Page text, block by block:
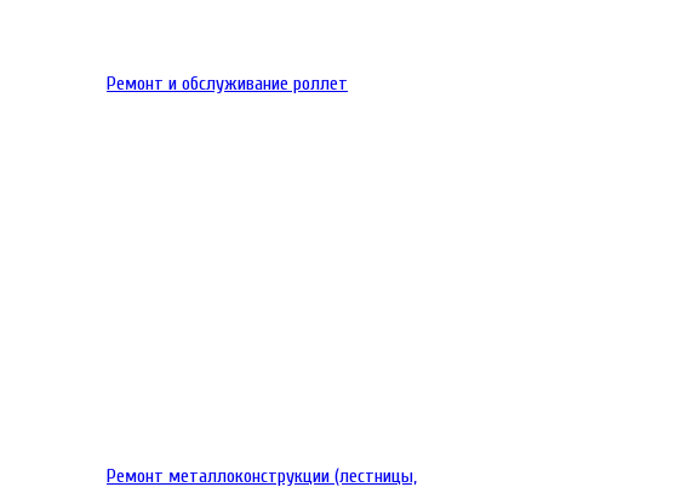
Ремонт и обслуживание роллет
Ремонт металлоконструкции (лестницы,